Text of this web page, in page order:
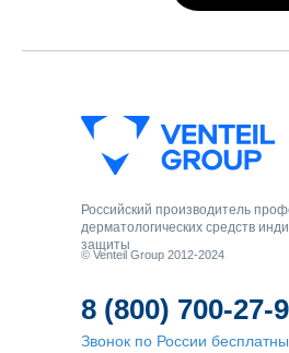
Российский производитель
дерматологических средств
защиты
8 (800) 700-27-
Звонок по России
© Venteil Group 2012-2024